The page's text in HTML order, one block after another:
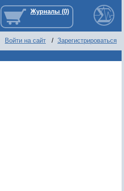
Войти на сайт / Зарегистрироваться